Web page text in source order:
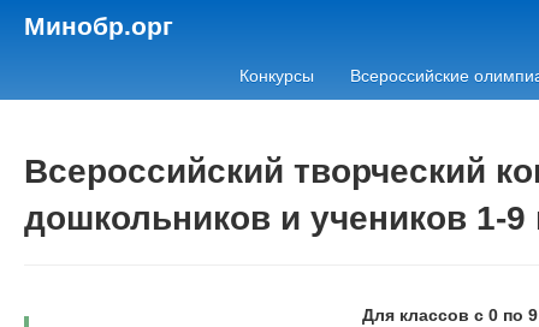
Минобр.орг
Конкурсы Всероссийские
Всероссийский творческий
дошкольников и учеников 1-9
Для классов с 0 по 9